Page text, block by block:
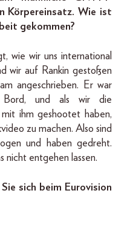
Körpereinsatz. Wie ist
gekommen?
wie wir uns international
wir auf Rankin gestoßen
angeschrieben. Er war
Bord, und als wir die
ihm geshootet haben,
zu machen. Also sind
und haben gedreht.
nicht entgehen lassen.
sich beim Eurovision